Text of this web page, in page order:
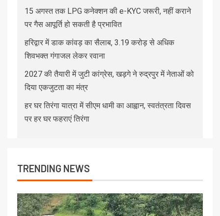
15 अगस्त तक LPG कनेक्शन की e-KYC जरूरी, नहीं कराने
पर गैस आपूर्ति हो सकती है प्रभावित
हरिद्वार में डाक कांवड़ का सैलाब, 3.19 करोड़ से अधिक
शिवभक्त गंगाजल लेकर रवाना
2027 की तैयारी में जुटी कांग्रेस, खड़गे ने रुद्रपुर में नेताओं को
दिया एकजुटता का मंत्र
हर घर तिरंगा यात्रा में सीएम धामी का आह्वान, स्वतंत्रता दिवस
पर हर घर फहराएं तिरंगा
TRENDING NEWS